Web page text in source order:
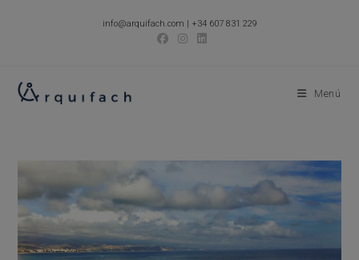
info@arquifach.com | +34 607 831 229
Menú